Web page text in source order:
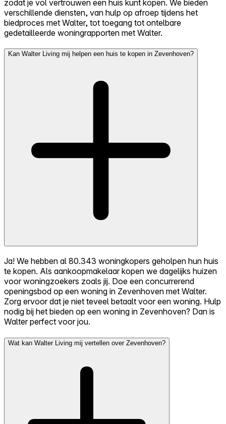
zodat je vol vertrouwen een huis kunt kopen. We bieden
verschillende diensten, van hulp op afroep tijdens het
biedproces met Walter, tot toegang tot ontelbare
gedetailleerde woningrapporten met Walter.
Kan Walter Living mij helpen een huis te kopen in Zevenhoven?
Ja! We hebben al 80.343 woningkopers geholpen hun huis
te kopen. Als aankoopmakelaar kopen we dagelijks huizen
voor woningzoekers zoals jij. Doe een concurrerend
openingsbod op een woning in Zevenhoven met Walter.
Zorg ervoor dat je niet teveel betaalt voor een woning. Hulp
nodig bij het bieden op een woning in Zevenhoven? Dan is
Walter perfect voor jou.
Wat kan Walter Living mij vertellen over Zevenhoven?